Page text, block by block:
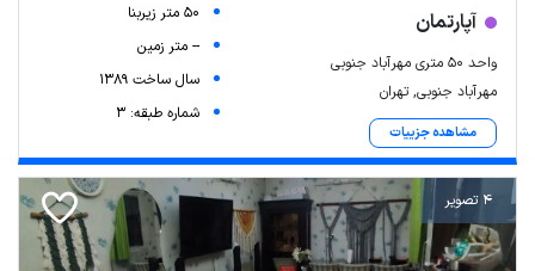
آپارتمان
واحد ۵۰ متری مهرآباد جنوبی
مهرآباد جنوبی, تهران
مشاهده جزییات
50 متر زیربنا
-- متر زمین
سال ساخت 1389
شماره طبقه: 3
4 تصویر